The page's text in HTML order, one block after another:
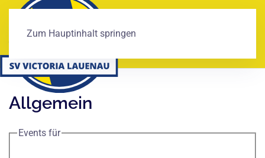
Zum Hauptinhalt springen
Allgemein
Events für